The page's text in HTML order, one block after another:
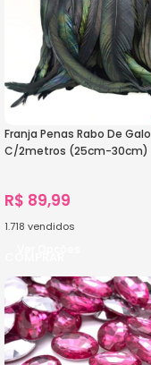
Franja Penas Rabo De Galo
C/2metros (25cm-30cm)
R$ 89,99
1.718 vendidos